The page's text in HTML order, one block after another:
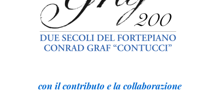
con il contributo e la collaborazione